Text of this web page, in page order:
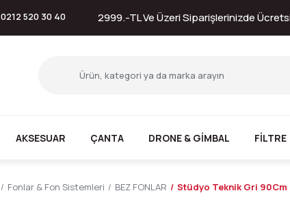
0212 520 30 40 2999.-TL Ve Üzeri Siparişlerinizde
AKSESUAR ÇANTA DRONE & GİMBAL FİLTRE
Fonlar & Fon Sistemleri BEZ FONLAR Stüdyo Teknik Gri 90Cm